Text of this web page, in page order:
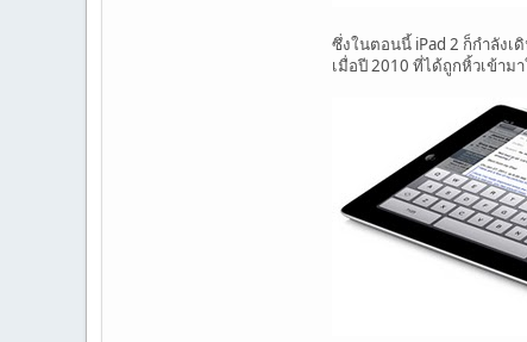
ซึ่งในตอนนี้ iPad 2 ก็กำลังเ
เมื่อปี 2010 ที่ได้ถูกหิ้วเข้าม